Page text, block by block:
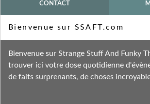
CONTACT
Fil des commentaires
Bienvenue sur SSAFT.com
Bienvenue sur Strange Stuff And Funky
trouver ici votre dose quotidienne
de faits surprenants, de choses